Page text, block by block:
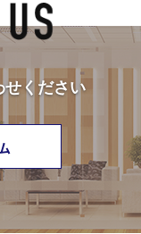
せください